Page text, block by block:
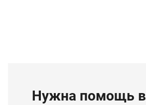
Нужна помощь в